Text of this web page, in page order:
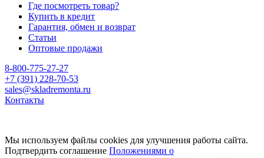
Где посмотреть товар?
Купить в кредит
Гарантия, обмен и возврат
Статьи
Оптовые продажи
8-800-775-27-27
+7 (391) 228-70-53
sales@skladremonta.ru
Контакты
Мы используем файлы cookies для улучшения работы сайта.
Подтвердить соглашение Положениями о